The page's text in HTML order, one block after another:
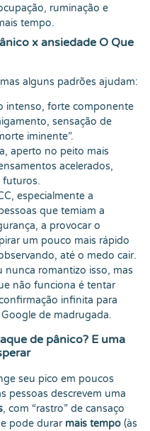
ruminação e
tempo.
x ansiedade O Que
alguns padrões ajudam:
intenso, forte componente
sensação de
iminente”.
aperto no peito mais
acelerados,
futuros.
especialmente a
que temiam a
a provocar o
um pouco mais rápido
até o medo cair.
nunca romantizo isso, mas
não funciona é tentar
infinita para
de madrugada.
de pânico? E uma
seu pico em poucos
pessoas descrevem uma
, com “rastro” de cansaço
pode durar mais tempo (às